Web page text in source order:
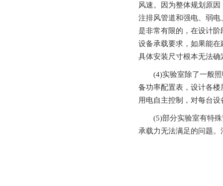
风速。因为整体规划原因
注排风管道和强电、弱电
是非常有限的，在设计阶
设备承载要求，如果能
具体安装尺寸根本无法确定
(4)实验室除了一般照明
备功率配置表，设计各
用电自主控制，对每台
(5)部分实验室有特殊安装
承载力无法满足的问题